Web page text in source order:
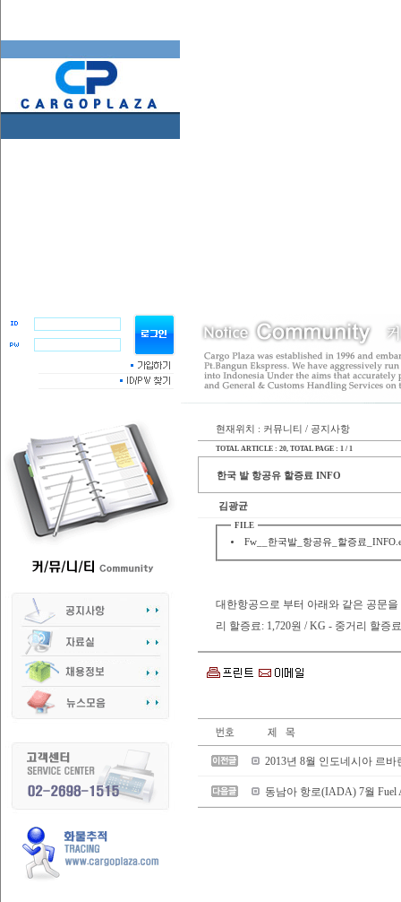
현재위치 : 커뮤니티 / 공지사항
TOTAL ARTICLE : 20 , TOTAL PAGE : 1 / 1
한국 발 항공유 할증료 INFO
김광균
FILE
Fw__한국발_항공유_할증료
대한항공으로 부터 아래와 같은 공문
리 할증료: 1,720원 / KG - 중거리 할증
2013년 8월 인도네시아 르
동남아 항로(IADA) 7월 Fuel